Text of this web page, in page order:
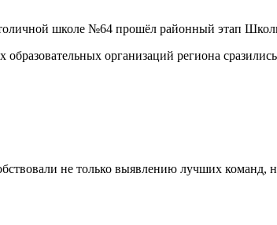
школе №64 прошёл районный этап
организаций региона
не только выявлению лучших